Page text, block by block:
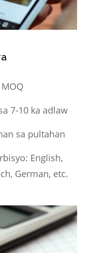
7-10 ka adlaw
sa pultahan
English,
German, etc.